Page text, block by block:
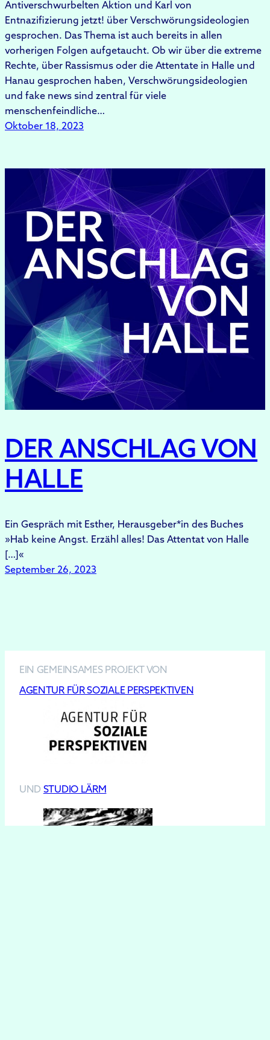
Antiverschwurbelten Aktion und Karl von
Entnazifizierung jetzt! über Verschwörungsideologien
gesprochen. Das Thema ist auch bereits in allen
vorherigen Folgen aufgetaucht. Ob wir über die extreme
Rechte, über Rassismus oder die Attentate in Halle und
Hanau gesprochen haben, Verschwörungsideologien
und fake news sind zentral für viele
menschenfeindliche…
Oktober 18, 2023
DER ANSCHLAG VON
HALLE
Ein Gespräch mit Esther, Herausgeber*in des Buches
»Hab keine Angst. Erzähl alles! Das Attentat von Halle
[…]«
September 26, 2023
EIN GEMEINSAMES PROJEKT VON
AGENTUR FÜR SOZIALE PERSPEKTIVEN
UND STUDIO LÄRM